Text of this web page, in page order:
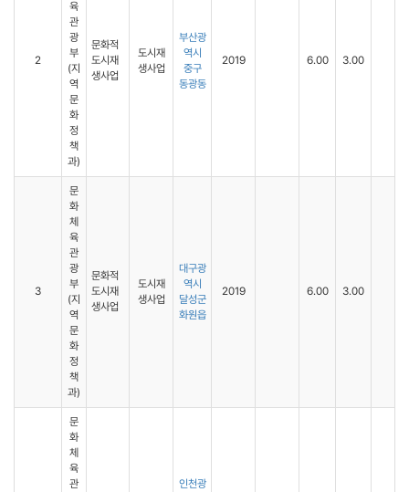
2
육
관
광
부
(지
역
문
화
정
책
과)
문화적
도시재
생사업
도시재
생사업
부산광
역시
중구
동광동
2019 6.00 3.00
3
문
화
체
육
관
광
부
(지
역
문
화
정
책
과)
문화적
도시재
생사업
도시재
생사업
대구광
역시
달성군
화원읍
2019 6.00 3.00
문
화
체
육
관
인천광